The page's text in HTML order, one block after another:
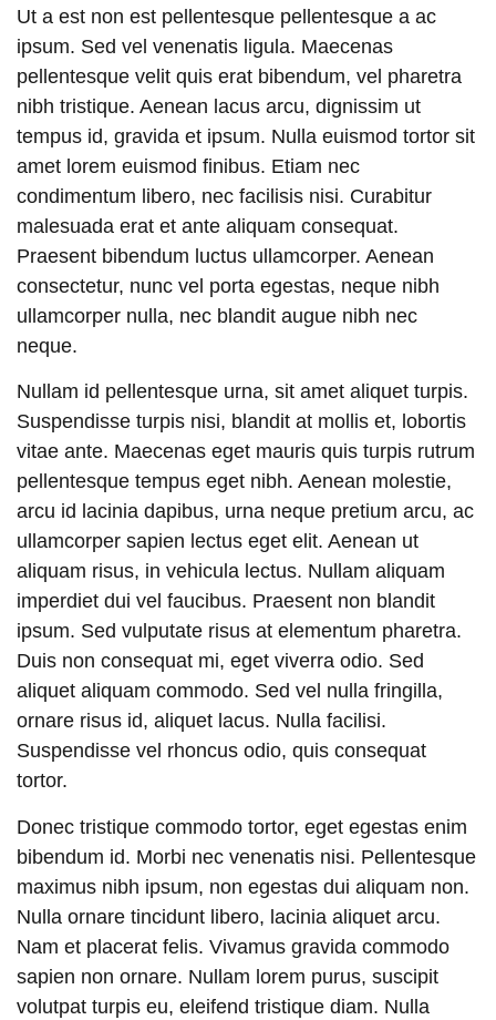
Ut a est non est pellentesque pellentesque a ac
ipsum. Sed vel venenatis ligula. Maecenas
pellentesque velit quis erat bibendum, vel pharetra
nibh tristique. Aenean lacus arcu, dignissim ut
tempus id, gravida et ipsum. Nulla euismod tortor sit
amet lorem euismod finibus. Etiam nec
condimentum libero, nec facilisis nisi. Curabitur
malesuada erat et ante aliquam consequat.
Praesent bibendum luctus ullamcorper. Aenean
consectetur, nunc vel porta egestas, neque nibh
ullamcorper nulla, nec blandit augue nibh nec
neque.
Nullam id pellentesque urna, sit amet aliquet turpis.
Suspendisse turpis nisi, blandit at mollis et, lobortis
vitae ante. Maecenas eget mauris quis turpis rutrum
pellentesque tempus eget nibh. Aenean molestie,
arcu id lacinia dapibus, urna neque pretium arcu, ac
ullamcorper sapien lectus eget elit. Aenean ut
aliquam risus, in vehicula lectus. Nullam aliquam
imperdiet dui vel faucibus. Praesent non blandit
ipsum. Sed vulputate risus at elementum pharetra.
Duis non consequat mi, eget viverra odio. Sed
aliquet aliquam commodo. Sed vel nulla fringilla,
ornare risus id, aliquet lacus. Nulla facilisi.
Suspendisse vel rhoncus odio, quis consequat
tortor.
Donec tristique commodo tortor, eget egestas enim
bibendum id. Morbi nec venenatis nisi. Pellentesque
maximus nibh ipsum, non egestas dui aliquam non.
Nulla ornare tincidunt libero, lacinia aliquet arcu.
Nam et placerat felis. Vivamus gravida commodo
sapien non ornare. Nullam lorem purus, suscipit
volutpat turpis eu, eleifend tristique diam. Nulla